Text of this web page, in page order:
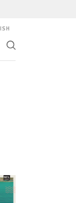
navegación
Alternar